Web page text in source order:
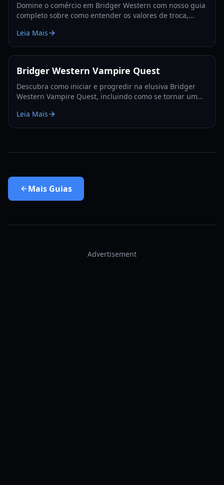
Domine o comércio em Bridger Western com nosso guia
completo sobre como entender os valores de troca,
informadas.
Leia Mais
Bridger Western Vampire Quest
Descubra como iniciar e progredir na elusiva Bridger
Western Vampire Quest, incluindo como se tornar um
Leia Mais
Mais Guias
Advertisement